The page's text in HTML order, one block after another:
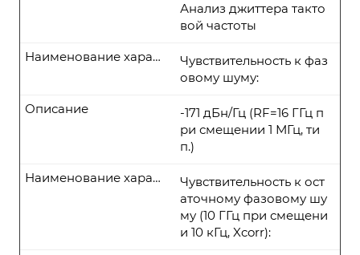
Анализ джиттера такто
вой частоты
Чувствительность к фаз
овому шуму:
Наименование характеристики
-171 дБн/Гц (RF=16 ГГц п
ри смещении 1 МГц, ти
п.)
Описание
Чувствительность к ост
аточному фазовому шу
му (10 ГГц при смещени
и 10 кГц, Xcorr):
Наименование характеристики